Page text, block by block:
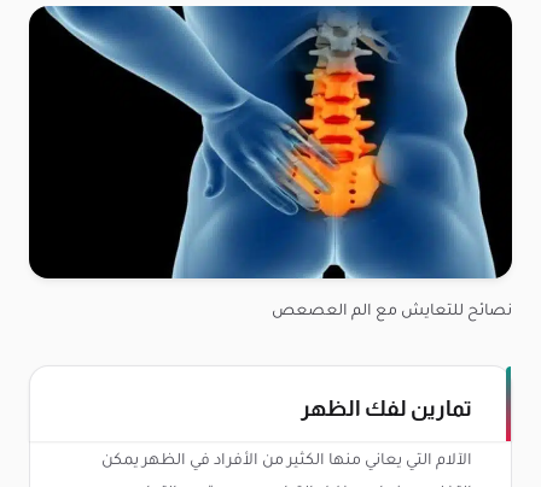
نصائح للتعايش مع الم العصعص
تمارين لفك الظهر
الآلام التي يعاني منها الكثير من الأفراد في الظهر يمكن